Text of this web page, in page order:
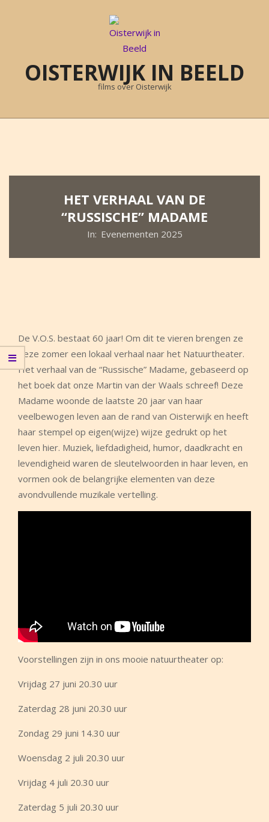
OISTERWIJK IN BEELD
films over Oisterwijk
Primary
HET VERHAAL VAN DE
“RUSSISCHE” MADAME
In: Evenementen 2025
De V.O.S. bestaat 60 jaar! Om dit te vieren brengen ze
deze zomer een lokaal verhaal naar het Natuurtheater.
Het verhaal van de “Russische” Madame, gebaseerd op
het boek dat onze Martin van der Waals schreef! Deze
Madame woonde de laatste 20 jaar van haar
veelbewogen leven aan de rand van Oisterwijk en heeft
haar stempel op eigen(wijze) wijze gedrukt op het
leven hier. Muziek, liefdadigheid, humor, daadkracht en
levendigheid waren de sleutelwoorden in haar leven, en
vormen ook de belangrijke elementen van deze
avondvullende muzikale vertelling.
Voorstellingen zijn in ons mooie natuurtheater op:
Vrijdag 27 juni 20.30 uur
Zaterdag 28 juni 20.30 uur
Zondag 29 juni 14.30 uur
Woensdag 2 juli 20.30 uur
Vrijdag 4 juli 20.30 uur
Zaterdag 5 juli 20.30 uur